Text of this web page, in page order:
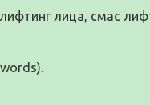
лица, смас